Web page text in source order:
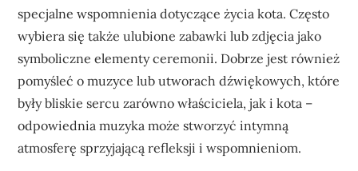
specjalne wspomnienia dotyczące życia kota. Często
wybiera się także ulubione zabawki lub zdjęcia jako
symboliczne elementy ceremonii. Dobrze jest również
pomyśleć o muzyce lub utworach dźwiękowych, które
były bliskie sercu zarówno właściciela, jak i kota –
odpowiednia muzyka może stworzyć intymną
atmosferę sprzyjającą refleksji i wspomnieniom.